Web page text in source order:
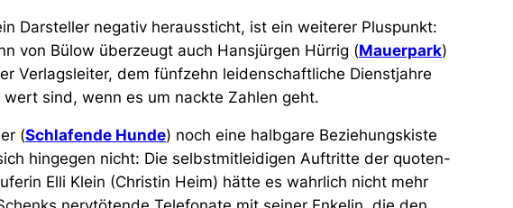
Darsteller negativ heraussticht, ist ein weiterer Pluspunkt:
von Bülow überzeugt auch Hansjürgen Hürrig (Mauerpark)
Verlagsleiter, dem fünfzehn leidenschaftliche Dienstjahre
sind, wenn es um nackte Zahlen geht.
(Schlafende Hunde) noch eine halbgare Beziehungskiste
hingegen nicht: Die selbstmitleidigen Auftritte der quoten-
Elli Klein (Christin Heim) hätte es wahrlich nicht mehr